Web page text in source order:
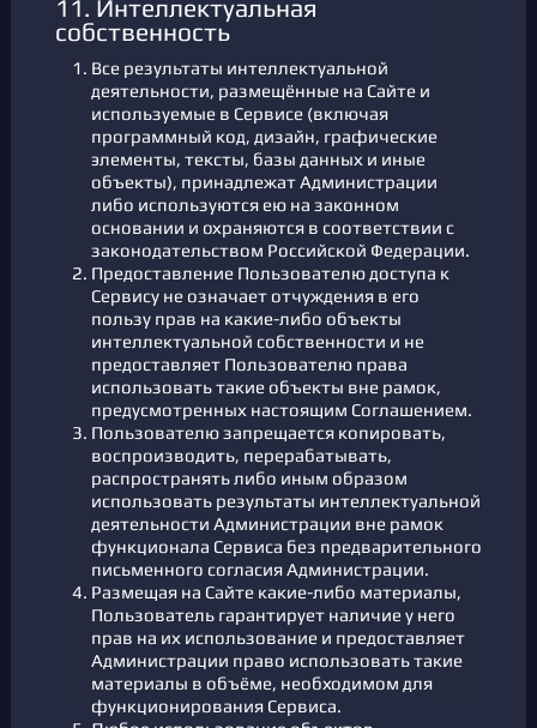
11. Интеллектуальная
собственность
Все результаты интеллектуальной
деятельности, размещённые на Сайте и
используемые в Сервисе (включая
программный код, дизайн, графические
элементы, тексты, базы данных и иные
объекты), принадлежат Администрации
либо используются ею на законном
основании и охраняются в соответствии с
законодательством Российской Федерации.
Предоставление Пользователю доступа к
Сервису не означает отчуждения в его
пользу прав на какие-либо объекты
интеллектуальной собственности и не
предоставляет Пользователю права
использовать такие объекты вне рамок,
предусмотренных настоящим Соглашением.
Пользователю запрещается копировать,
воспроизводить, перерабатывать,
распространять либо иным образом
использовать результаты интеллектуальной
деятельности Администрации вне рамок
функционала Сервиса без предварительного
письменного согласия Администрации.
Размещая на Сайте какие-либо материалы,
Пользователь гарантирует наличие у него
прав на их использование и предоставляет
Администрации право использовать такие
материалы в объёме, необходимом для
функционирования Сервиса.